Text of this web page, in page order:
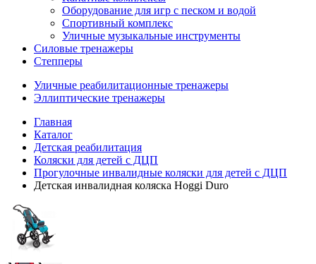
Оборудование для игр с песком и водой
Спортивный комплекс
Уличные музыкальные инструменты
Силовые тренажеры
Степперы
Уличные реабилитационные тренажеры
Эллиптические тренажеры
Главная
Каталог
Детская реабилитация
Коляски для детей с ДЦП
Прогулочные инвалидные коляски для детей с ДЦП
Детская инвалидная коляска Hoggi Duro